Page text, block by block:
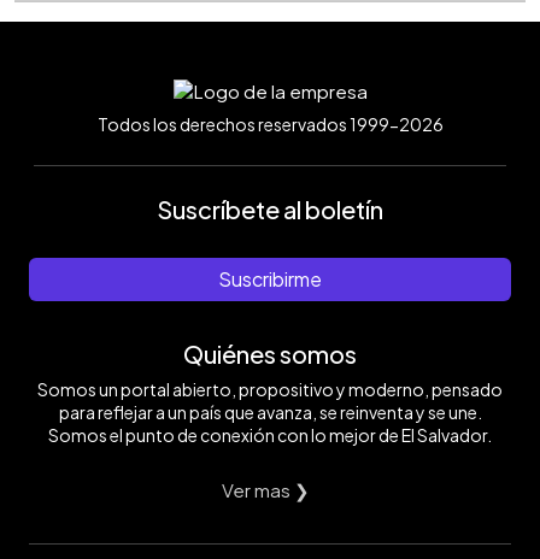
Todos los derechos reservados 1999-2026
Suscríbete al boletín
Suscribirme
Quiénes somos
Somos un portal abierto, propositivo y moderno, pensado
para reflejar a un país que avanza, se reinventa y se une.
Somos el punto de conexión con lo mejor de El Salvador.
Ver mas ❯